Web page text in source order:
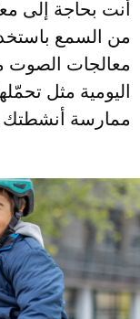
أنت بحاجة إلى
من السمع
اليومية مثل
ممارسة